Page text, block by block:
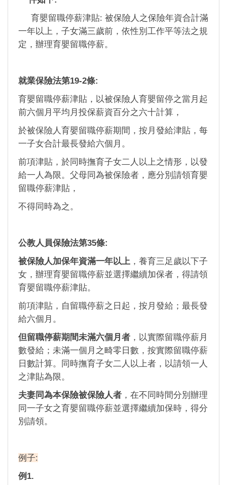
育嬰留職停薪津貼: 被保險人之保險年資合計滿
一年以上，子女滿三歲前，依性別工作平等法之規
定，辦理育嬰留職停薪。
就業保險法第19-2條:
育嬰留職停薪津貼，以被保險人育嬰留停之當月起
前六個月平均月投保薪資百分之六十計算，
於被保險人育嬰留職停薪期間，按月發給津貼，每
一子女合計最長發給六個月。
前項津貼，於同時撫育子女二人以上之情形，以發
給一人為限。父母同為被保險者，應分別請領育嬰
留職停薪津貼，
不得同時為之。
公教人員保險法第35條:
被保險人加保年資滿一年以上 ，養育三足歲以下子
女，辦理育嬰留職停薪並選擇繼續加保者，得請領
育嬰留職停薪津貼。
前項津貼，自留職停薪之日起，按月發給；最長發
給六個月。
但留職停薪期間未滿六個月者 ，以實際留職停薪月
數發給；未滿一個月之畸零日數，按實際留職停薪
日數計算。同時撫育子女二人以上者，以請領一人
之津貼為限。
夫妻同為本保險被保險人者 ，在不同時間分別辦理
同一子女之育嬰留職停薪並選擇繼續加保時，得分
別請領。
例子:
例1.